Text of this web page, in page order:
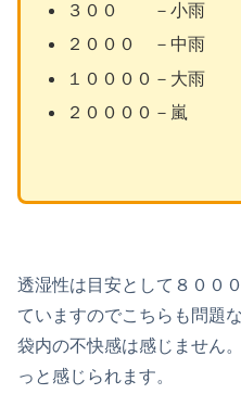
３００ －小雨
２０００ －中雨
１００００－大雨
２００００－嵐
透湿性は目安として８００
ていますのでこちらも問題
袋内の不快感は感じません
っと感じられます。